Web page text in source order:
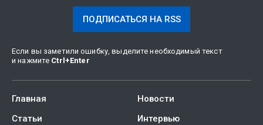
ПОДПИСАТЬСЯ НА RSS
Если вы заметили ошибку, выделите необходимый текст
и нажмите Ctrl +Enter
Главная
Новости
Статьи
Интервью